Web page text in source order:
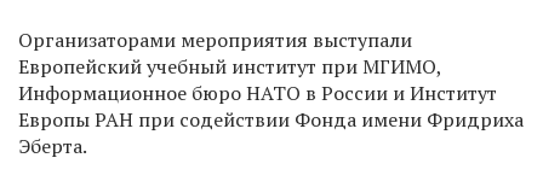
Организаторами мероприятия выступали
Европейский учебный институт при МГИМО,
Информационное бюро НАТО в России и Институт
Европы РАН при содействии Фонда имени Фридриха
Эберта.